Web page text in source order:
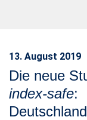
13. August 2019
Die neue
index-safe: